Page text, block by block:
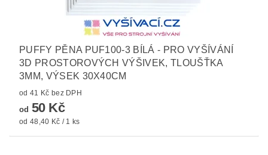
PUFFY PĚNA PUF100-3 BÍLÁ - PRO VYŠÍVÁNÍ
3D PROSTOROVÝCH VÝŠIVEK, TLOUŠŤKA
3MM, VÝSEK 30X40CM
od 41 Kč bez DPH
od 50 Kč
od 48,40 Kč / 1 ks